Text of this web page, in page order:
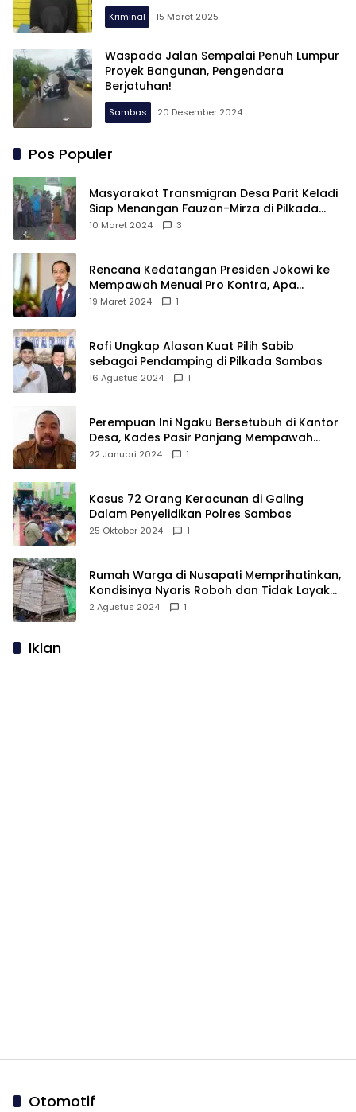
Kriminal 15 Maret 2025
Waspada Jalan Sempalai Penuh Lumpur
Proyek Bangunan, Pengendara
Berjatuhan!
Sambas 20 Desember 2024
Pos Populer
Masyarakat Transmigran Desa Parit Keladi
Siap Menangan Fauzan-Mirza di Pilkada
Kubu Raya
10 Maret 2024 3
Rencana Kedatangan Presiden Jokowi ke
Mempawah Menuai Pro Kontra, Apa
Sebabnya?
19 Maret 2024 1
Rofi Ungkap Alasan Kuat Pilih Sabib
sebagai Pendamping di Pilkada Sambas
16 Agustus 2024 1
Perempuan Ini Ngaku Bersetubuh di Kantor
Desa, Kades Pasir Panjang Mempawah
Membantah: Silakan Buktikan!
22 Januari 2024 1
Kasus 72 Orang Keracunan di Galing
Dalam Penyelidikan Polres Sambas
25 Oktober 2024 1
Rumah Warga di Nusapati Memprihatinkan,
Kondisinya Nyaris Roboh dan Tidak Layak
Huni
2 Agustus 2024 1
Iklan
Otomotif